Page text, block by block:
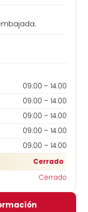
09:00 – 14:00
09:00 – 14:00
09:00 – 14:00
09:00 – 14:00
09:00 – 14:00
Cerrado
Cerrado